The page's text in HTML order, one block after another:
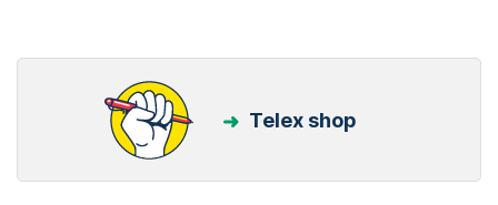
Telex shop